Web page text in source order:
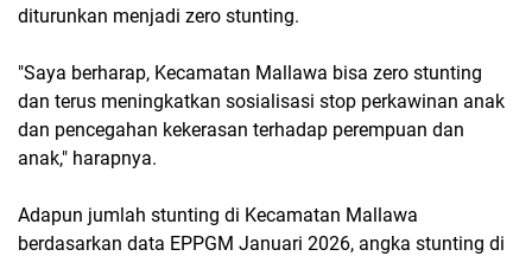
diturunkan menjadi zero stunting.
"Saya berharap, Kecamatan Mallawa bisa zero stunting
dan terus meningkatkan sosialisasi stop perkawinan anak
dan pencegahan kekerasan terhadap perempuan dan
anak," harapnya.
Adapun jumlah stunting di Kecamatan Mallawa
berdasarkan data EPPGM Januari 2026, angka stunting di